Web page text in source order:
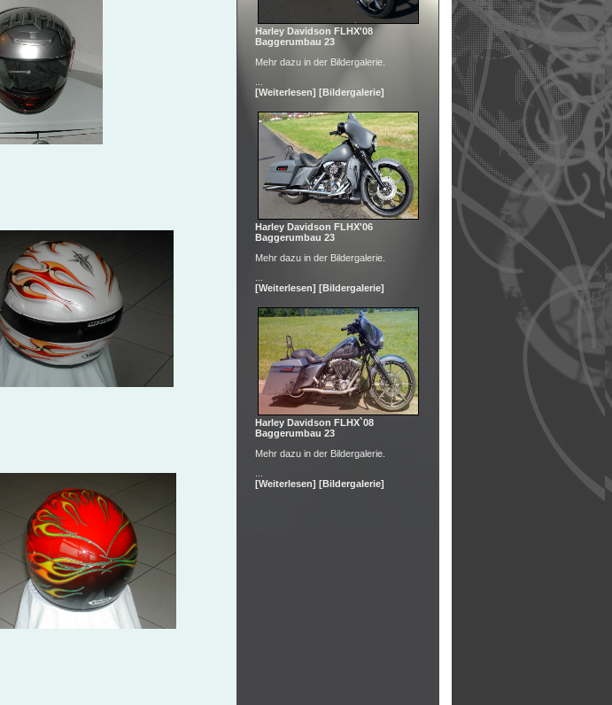
Harley Davidson FLHX'08
Baggerumbau 23
Mehr dazu in der Bildergalerie.
[Weiterlesen] [Bildergalerie]
Harley Davidson FLHX'06
Baggerumbau 23
Mehr dazu in der Bildergalerie.
[Weiterlesen] [Bildergalerie]
Harley Davidson FLHX`08
Baggerumbau 23
Mehr dazu in der Bildergalerie.
[Weiterlesen] [Bildergalerie]